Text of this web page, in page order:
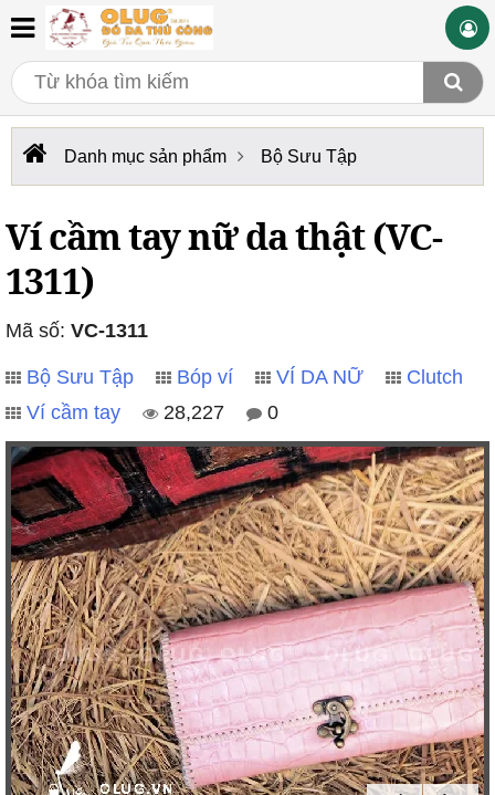
Danh mục sản phẩm Bộ Sưu Tập
Ví cầm tay nữ da thật (VC-
1311)
Mã số: VC-1311
Bộ Sưu Tập Bóp ví VÍ DA NỮ
Clutch
Ví cầm tay
28,227 0